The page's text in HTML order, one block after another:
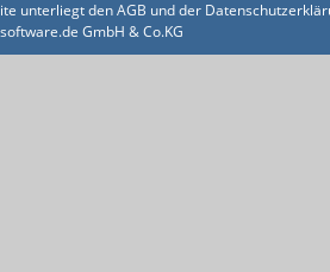
unterliegt den AGB und der
GmbH & Co.KG